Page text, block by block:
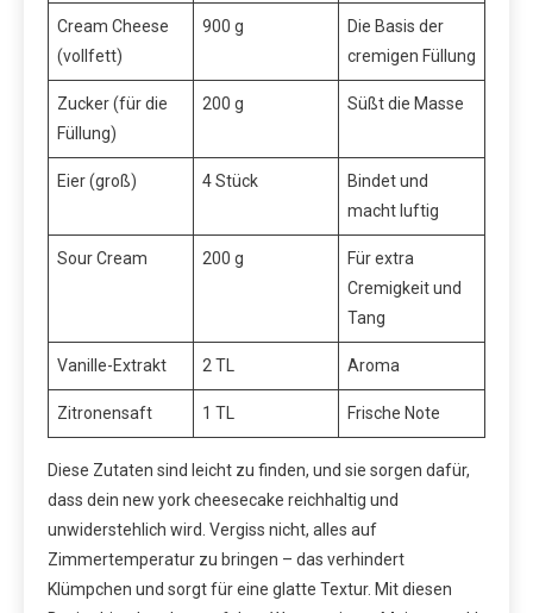
Cream Cheese
(vollfett)
900 g
Die Basis der
cremigen Füllung
Zucker (für die
Füllung)
200 g Süßt die Masse
Eier (groß) 4 Stück
Bindet und
macht luftig
Sour Cream 200 g
Für extra
Cremigkeit und
Tang
Vanille-Extrakt 2 TL Aroma
Zitronensaft 1 TL Frische Note
Diese Zutaten sind leicht zu finden, und sie sorgen dafür,
dass dein new york cheesecake reichhaltig und
unwiderstehlich wird. Vergiss nicht, alles auf
Zimmertemperatur zu bringen – das verhindert
Klümpchen und sorgt für eine glatte Textur. Mit diesen